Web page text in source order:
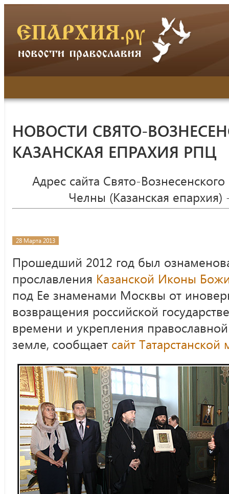
НОВОСТИ СВЯТО-
КАЗАНСКАЯ ЕПРАХИЯ РПЦ
Адрес сайта Свято-
Челны (Казанская
28 Марта 2013
Прошедший 2012 год был
прославления Казанской Иконы
под Ее знаменами Москвы от
возвращения российской
времени и укрепления
земле, сообщает сайт